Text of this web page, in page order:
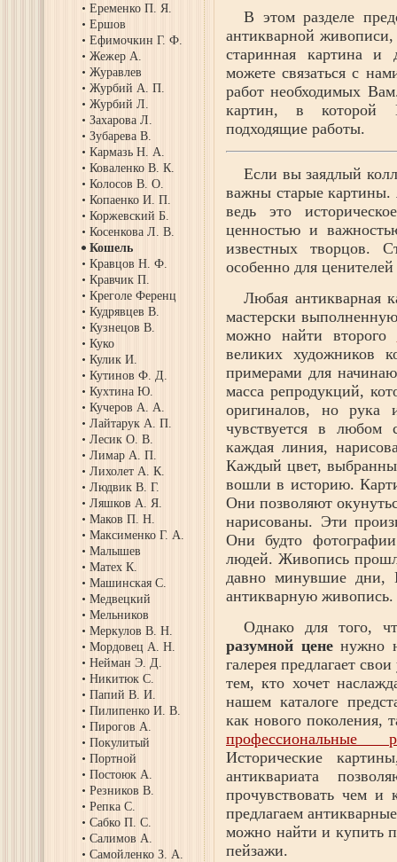
Еременко П. Я.
Ершов
Ефимочкин Г. Ф.
Жежер А.
Журавлев
Журбий А. П.
Журбий Л.
Захарова Л.
Зубарева В.
Кармазь Н. А.
Коваленко В. К.
Колосов В. О.
Копаенко И. П.
Коржевский Б.
Косенкова Л. В.
Кошель
Кравцов Н. Ф.
Кравчик П.
Креголе Ференц
Кудрявцев В.
Кузнецов В.
Куко
Кулик И.
Кутинов Ф. Д.
Кухтина Ю.
Кучеров А. А.
Лайтарук А. П.
Лесик О. В.
Лимар А. П.
Лихолет А. К.
Людвик В. Г.
Ляшков А. Я.
Маков П. Н.
Максименко Г. А.
Малышев
Матех К.
Машинская С.
Медвецкий
Мельников
Меркулов В. Н.
Мордовец А. Н.
Нейман Э. Д.
Никитюк С.
Папий В. И.
Пилипенко И. В.
Пирогов А.
Покулитый
Портной
Постоюк А.
Резников В.
Репка С.
Сабко П. С.
Салимов А.
Самойленко З. А.
В этом разделе
антикварной
старинная картина и
можете связаться с
работ необходимых
картин, в которой
подходящие работы.
Если вы заядлый
важны старые картины.
ведь это
ценностью и
известных творцов.
особенно для
Любая антикварная
мастерски
можно найти второго
великих художников
примерами для
масса репродукций,
оригиналов, но рука
чувствуется в любом
каждая линия,
Каждый цвет,
вошли в историю.
Они позволяют
нарисованы. Эти
Они будто
людей. Живопись
давно минувшие дни,
антикварную живопись.
Однако для того,
разумной цененужно
галерея предлагает
тем, кто хочет
нашем каталоге
как нового поколения,
профессиональные
Исторические
антиквариата
прочувствовать чем
предлагаем
можно найти и купить
пейзажи.